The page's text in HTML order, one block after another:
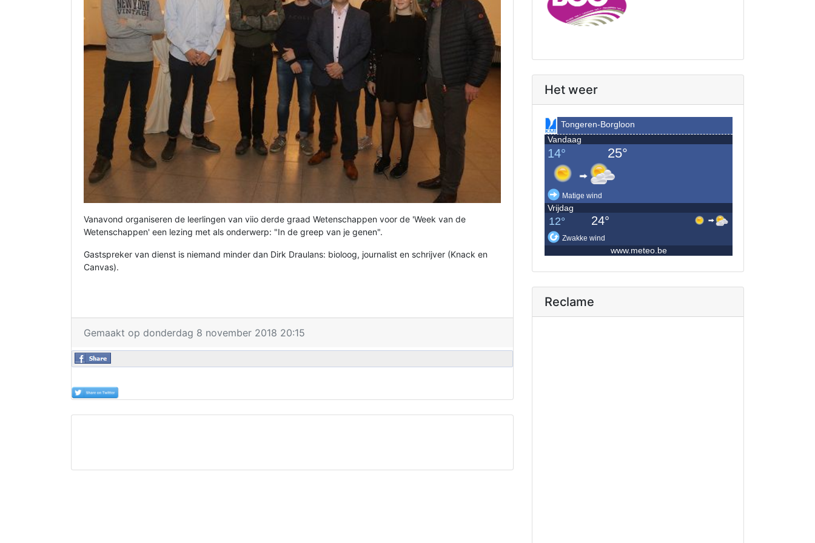
Vanavond organiseren de leerlingen van viio derde graad Wetenschappen voor de 'Week van de
Wetenschappen' een lezing met als onderwerp: "In de greep van je genen".
Gastspreker van dienst is niemand minder dan Dirk Draulans: bioloog, journalist en schrijver (Knack en
Canvas).
Gemaakt op donderdag 8 november 2018 20:15
Het weer
Reclame